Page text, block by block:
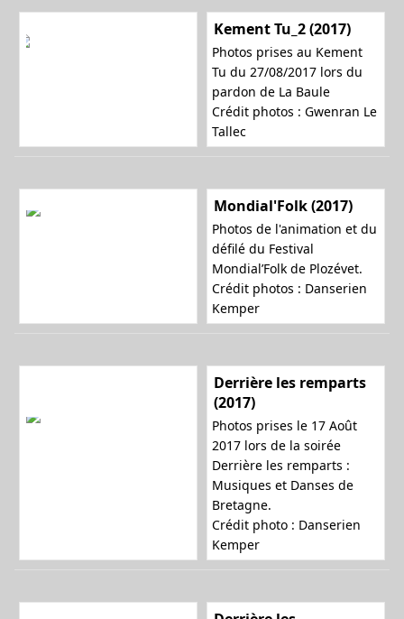
Kement Tu_2 (2017)
Photos prises au Kement
Tu du 27/08/2017 lors du
pardon de La Baule
Crédit photos : Gwenran Le
Tallec
Mondial'Folk (2017)
Photos de l'animation et du
défilé du Festival
Mondial’Folk de Plozévet.
Crédit photos : Danserien
Kemper
Derrière les remparts
(2017)
Photos prises le 17 Août
2017 lors de la soirée
Derrière les remparts :
Musiques et Danses de
Bretagne.
Crédit photo : Danserien
Kemper